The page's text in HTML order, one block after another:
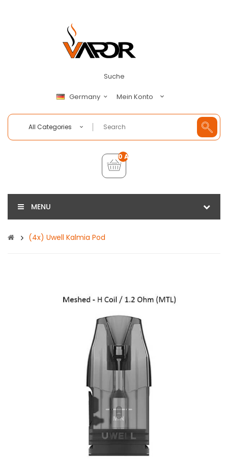
Suche
Germany Mein Konto
All Categories
0 Artikel - €0,00
MENU
(4x) Uwell Kalmia Pod